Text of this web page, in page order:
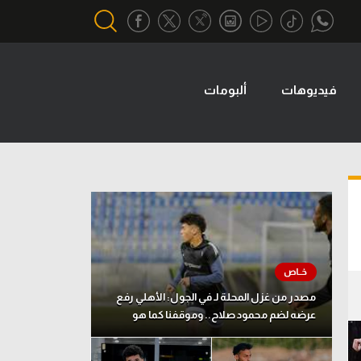
تحقيق في الجول
تقرير في الجول
تحليل في الجول
حكايات في الجول
كويز في الجول
فيديو في الجول
فيديوهات ألبومات
مصدر من غزل المحلة لـ في الجول: الأهلي رفع
عرضه لضم محمود صلاح.. وموقفنا كما هو